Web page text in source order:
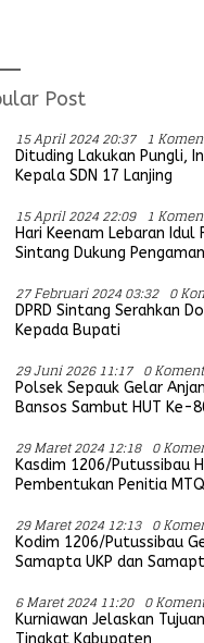
Umum
Post
15 April 2024 20:37 1
Dituding Lakukan Pungli,
Kepala SDN 17 Lanjing
15 April 2024 22:09 1
Hari Keenam Lebaran Idul
Sintang Dukung
27 Februari 2024 03:32 0
DPRD Sintang Serahkan
Kepada Bupati
29 Juni 2026 11:17 0
Polsek Sepauk Gelar
Bansos Sambut HUT Ke-
29 Maret 2024 12:18 0
Kasdim 1206/Putussibau
Pembentukan Penitia
29 Maret 2024 12:13 0
Kodim 1206/Putussibau
Samapta UKP dan
6 Maret 2024 11:20 0
Kurniawan Jelaskan
Tingkat Kabupaten